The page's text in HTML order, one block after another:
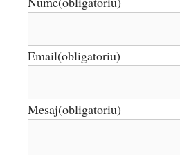
Email(obligatoriu)
Mesaj(obligatoriu)